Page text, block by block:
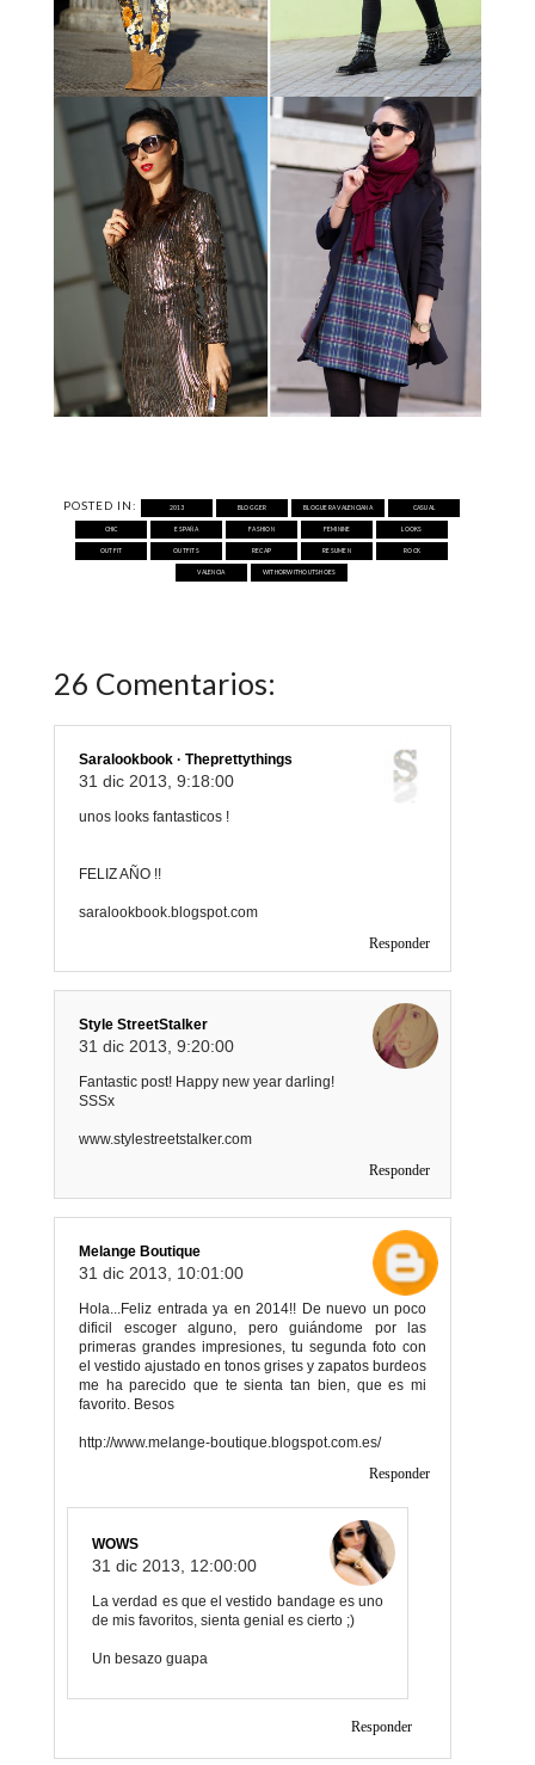
POSTED IN: 2013 BLOGGER BLOGUERA VALENCIANA CASUAL
CHIC ESPAÑA FASHION FEMININE LOOKS
OUTFIT OUTFITS RECAP RESUMEN ROCK
VALENCIA WITHORWITHOUTSHOES
26 Comentarios:
Saralookbook · Theprettythings
31 dic 2013, 9:18:00
unos looks fantasticos !
FELIZ AÑO !!
saralookbook.blogspot.com
Responder
Style StreetStalker
31 dic 2013, 9:20:00
Fantastic post! Happy new year darling!
SSSx
www.stylestreetstalker.com
Responder
Melange Boutique
31 dic 2013, 10:01:00
Hola...Feliz entrada ya en 2014!! De nuevo un poco
dificil escoger alguno, pero guiándome por las
primeras grandes impresiones, tu segunda foto con
el vestido ajustado en tonos grises y zapatos burdeos
me ha parecido que te sienta tan bien, que es mi
favorito. Besos
http://www.melange-boutique.blogspot.com.es/
Responder
WOWS
31 dic 2013, 12:00:00
La verdad es que el vestido bandage es uno
de mis favoritos, sienta genial es cierto ;)
Un besazo guapa
Responder